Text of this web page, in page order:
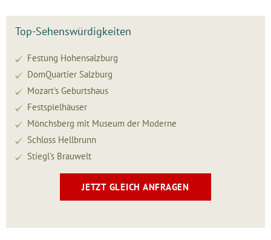
Top-Sehenswürdigkeiten
Festung Hohensalzburg
DomQuartier Salzburg
Mozart's Geburtshaus
Festspielhäuser
Mönchsberg mit Museum der Moderne
Schloss Hellbrunn
Stiegl's Brauwelt
JETZT GLEICH ANFRAGEN